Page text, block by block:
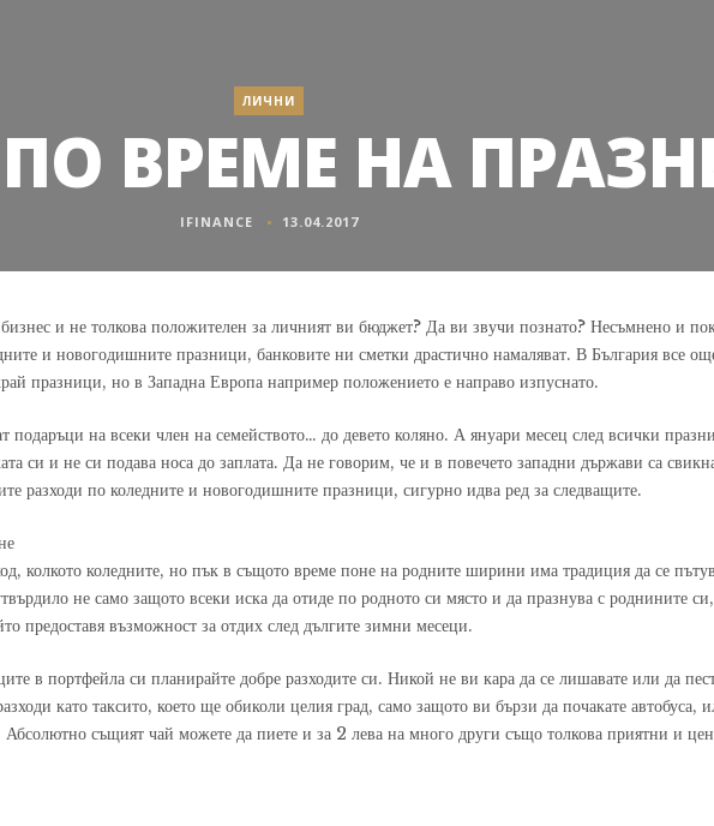
ЛИЧНИ
ВРЕМЕ НА
IFINANCE 13.04.2017
и не толкова положителен за личният ви бюджет? Да ви звучи познато? Несъмнено и
и новогодишните празници, банковите ни сметки драстично намаляват. В България все
празници, но в Западна Европа например положението е направо изпуснато.
подаръци на всеки член на семейството… до девето коляно. А януари месец след всички
си и не си подава носа до заплата. Да не говорим, че и в повечето западни държави са
разходи по коледните и новогодишните празници, сигурно идва ред за следващите.
колкото коледните, но пък в същото време поне на родните ширини има традиция да се
не само защото всеки иска да отиде по родното си място и да празнува с роднините
предоставя възможност за отдих след дългите зимни месеци.
в портфейла си планирайте добре разходите си. Никой не ви кара да се лишавате или да
като таксито, което ще обиколи целия град, само защото ви бързи да почакате автобуса,
Абсолютно същият чай можете да пиете и за 2 лева на много други също толкова приятни и